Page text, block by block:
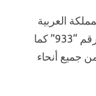
العربية
السعودية رقمًا موحدًا للمرور وهو الرقم “933” كما
جميع أنحاء